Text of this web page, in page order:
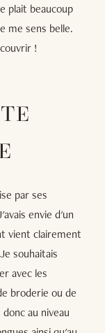
plait beaucoup
me sens belle.
!
par ses
envie d'un
vient clairement
souhaitais
avec les
broderie ou de
au niveau